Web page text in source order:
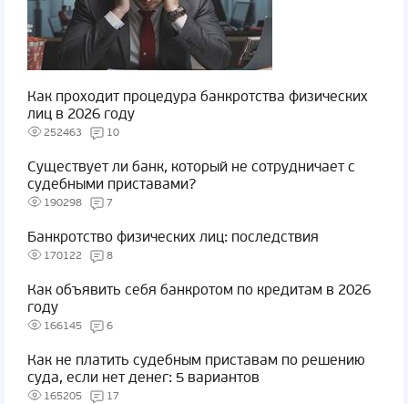
Как проходит процедура банкротства физических
лиц в 2026 году
252463 10
Существует ли банк, который не сотрудничает с
судебными приставами?
190298 7
Банкротство физических лиц: последствия
170122 8
Как объявить себя банкротом по кредитам в 2026
году
166145 6
Как не платить судебным приставам по решению
суда, если нет денег: 5 вариантов
165205 17